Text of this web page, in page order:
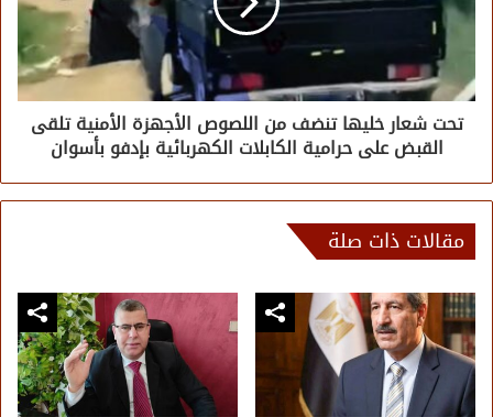
تحت شعار خليها تنضف من اللصوص الأجهزة الأمنية تلقى
القبض على حرامية الكابلات الكهربائية بإدفو بأسوان
مقالات ذات صلة